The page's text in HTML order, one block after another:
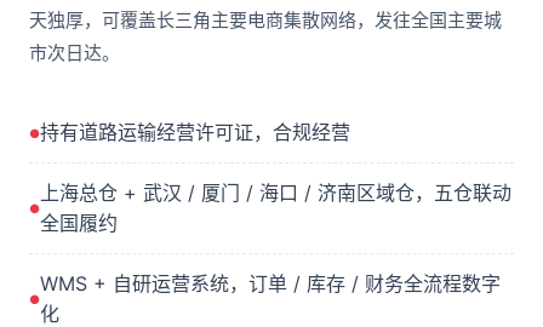
天独厚，可覆盖长三角主要电商集散网络，发往全国主要城
市次日达。
持有道路运输经营许可证，合规经营
上海总仓 + 武汉 / 厦门 / 海口 / 济南区域仓，五仓联动
全国履约
WMS + 自研运营系统，订单 / 库存 / 财务全流程数字
化